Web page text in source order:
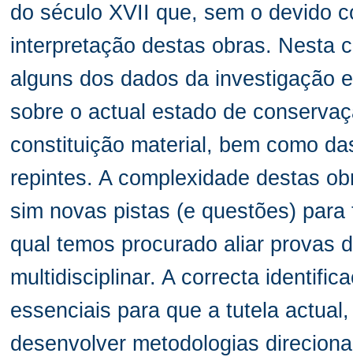
do século XVII que, sem o devido
interpretação destas obras. Nesta
alguns dos dados da investigação
sobre o actual estado de
constituição material, bem como
repintes. A complexidade destas
sim novas pistas (e questões)
qual temos procurado aliar provas
multidisciplinar. A correcta
essenciais para que a tutela
desenvolver metodologias